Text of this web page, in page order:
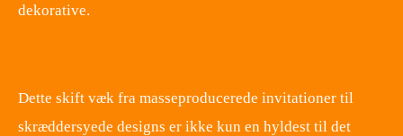
dekorative.
Dette skift væk fra masseproducerede invitationer til
skræddersyede designs er ikke kun en hyldest til det